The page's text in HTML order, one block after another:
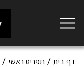
Toggle
navigation
דף בית תפריט ראשי